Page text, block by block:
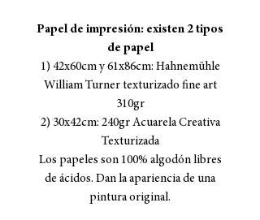
Papel de impresión: existen 2 tipos
de papel
1) 42x60cm y 61x86cm: Hahnemühle
William Turner texturizado fine art
310gr
2) 30x42cm: 240gr Acuarela Creativa
Texturizada
Los papeles son 100% algodón libres
de ácidos. Dan la apariencia de una
pintura original.